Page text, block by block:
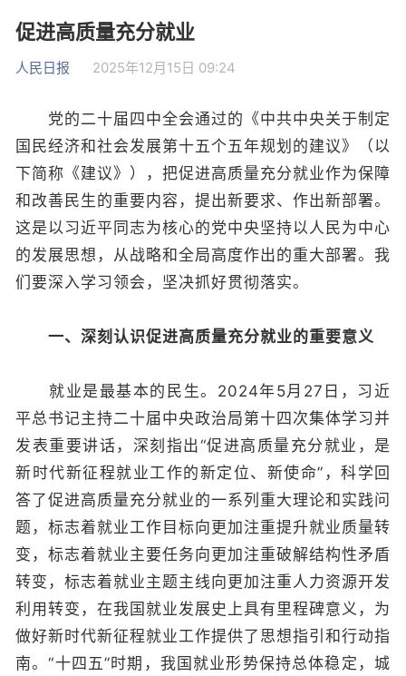
促进高质量充分就业
人民日报 2025年12月15日 09:24
党的二十届四中全会通过的《中共中央关于制定
国民经济和社会发展第十五个五年规划的建议》（以
下简称《建议》），把促进高质量充分就业作为保障
和改善民生的重要内容，提出新要求、作出新部署。
这是以习近平同志为核心的党中央坚持以人民为中心
的发展思想，从战略和全局高度作出的重大部署。我
们要深入学习领会，坚决抓好贯彻落实。
一、深刻认识促进高质量充分就业的重要意义
就业是最基本的民生。2024年5月27日，习近
平总书记主持二十届中央政治局第十四次集体学习并
发表重要讲话，深刻指出“促进高质量充分就业，是
新时代新征程就业工作的新定位、新使命”，科学回
答了促进高质量充分就业的一系列重大理论和实践问
题，标志着就业工作目标向更加注重提升就业质量转
变，标志着就业主要任务向更加注重破解结构性矛盾
转变，标志着就业主题主线向更加注重人力资源开发
利用转变，在我国就业发展史上具有里程碑意义，为
做好新时代新征程就业工作提供了思想指引和行动指
南。“十四五”时期，我国就业形势保持总体稳定，城